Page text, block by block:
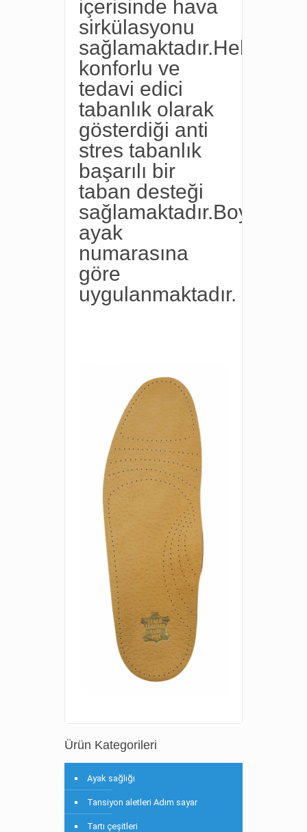
içerisinde hava
sirkülasyonu
konforlu ve
tedavi edici
tabanlık olarak
gösterdiği anti
stres tabanlık
başarılı bir
taban desteği
sağlamaktadır.Boyutları
ayak
numarasına
göre
uygulanmaktadır.
Ürün Kategorileri
Ayak sağlığı
Tansiyon aletleri Adım sayar
Tartı çeşitleri